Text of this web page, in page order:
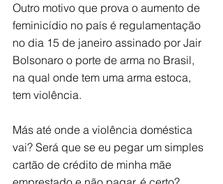
Outro motivo que prova o aumento de
feminicídio no país é regulamentação
no dia 15 de janeiro assinado por Jair
Bolsonaro o porte de arma no Brasil,
na qual onde tem uma arma estoca,
tem violência.
Más até onde a violência doméstica
vai? Será que se eu pegar um simples
cartão de crédito de minha mãe